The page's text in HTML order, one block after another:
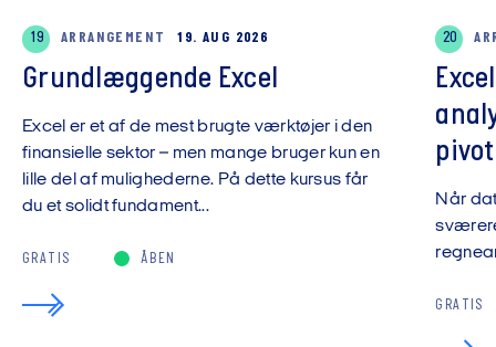
19 ARRANGEMENT 19. AUG 2026
Grundlæggende Excel
Excel er et af de mest brugte værktøjer i den
finansielle sektor – men mange bruger kun en
lille del af mulighederne. På dette kursus får
du et solidt fundament...
GRATIS ÅBEN
20
Når
GRATIS